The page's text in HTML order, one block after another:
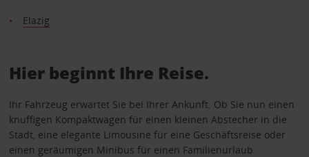
Elazig
Hier beginnt Ihre Reise.
Ihr Fahrzeug erwartet Sie bei Ihrer Ankunft. Ob Sie nun einen
knuffigen Kompaktwagen für einen kleinen Abstecher in die
Stadt, eine elegante Limousine für eine Geschäftsreise oder
einen geräumigen Minibus für einen Familienurlaub